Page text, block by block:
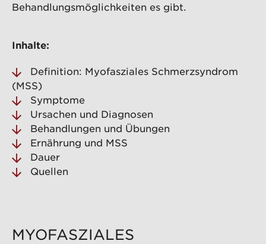
Behandlungsmöglichkeiten es gibt.
Inhalte:
Definition: Myofasziales Schmerzsyndrom
(MSS)
Symptome
Ursachen und Diagnosen
Behandlungen und Übungen
Ernährung und MSS
Dauer
Quellen
MYOFASZIALES